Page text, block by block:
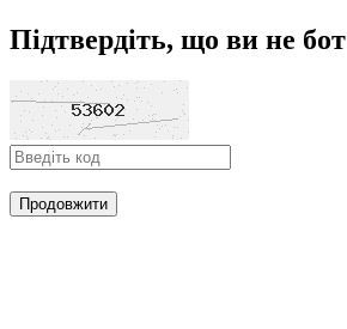
Підтвердіть, що ви не бот
Продовжити